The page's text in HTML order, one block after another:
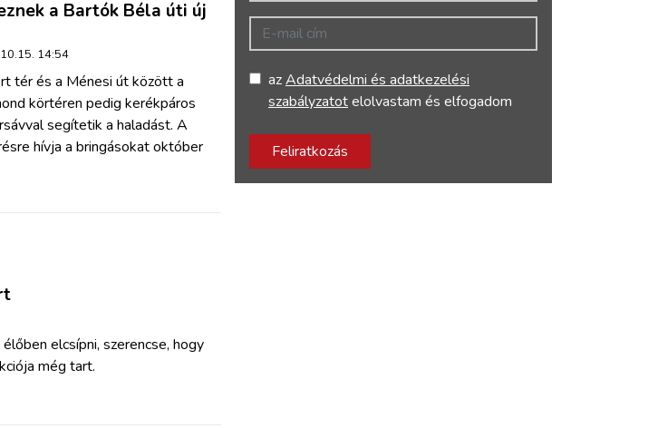
a Bartók Béla úti új
14:54
tér és a Ménesi út között a
körtéren pedig kerékpáros
segítetik a haladást. A
hívja a bringásokat október
elcsípni, szerencse, hogy
még tart.
E-mail cím
azAdatvédelmi és adatkezelési
szabályzatotelolvastam és elfogadom
Feliratkozás